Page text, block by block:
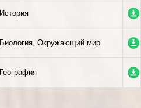
История
Биология, Окружающий мир
География